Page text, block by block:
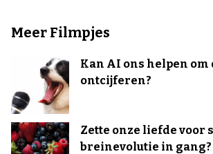
Meer Filmpjes
Kan AI ons helpen
ontcijferen?
Zette onze liefde voor
breinevolutie in gang?